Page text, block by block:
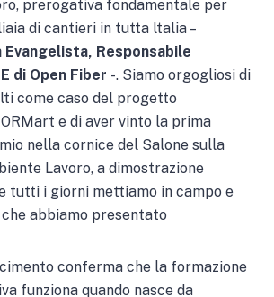
prerogativa fondamentale per
di cantieri in tutta ltalia –
Evangelista, Responsabile
di Open Fiber -. Siamo orgogliosi di
come caso del progetto
e di aver vinto la prima
nella cornice del Salone sulla
Lavoro, a dimostrazione
tutti i giorni mettiamo in campo e
abbiamo presentato
conferma che la formazione
funziona quando nasce da